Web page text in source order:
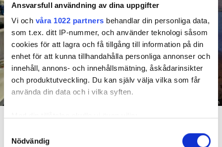
Ansvarsfull användning av dina uppgifter
Vi och våra 1022 partners behandlar din personliga data,
som t.ex. ditt IP-nummer, och använder teknologi såsom
cookies för att lagra och få tillgång till information på din
enhet för att kunna tillhandahålla personliga annonser och
innehåll, annons- och innehållsmätning, åskådarinsikter
och produktutveckling. Du kan själv välja vilka som får
använda din data och i vilka syften.
som kan ha en noggrannhet på upp till flera meter
Nödvändig
Foto: Hyresnämnden
röda markeringarna) och orsakat rötskador i syllen.